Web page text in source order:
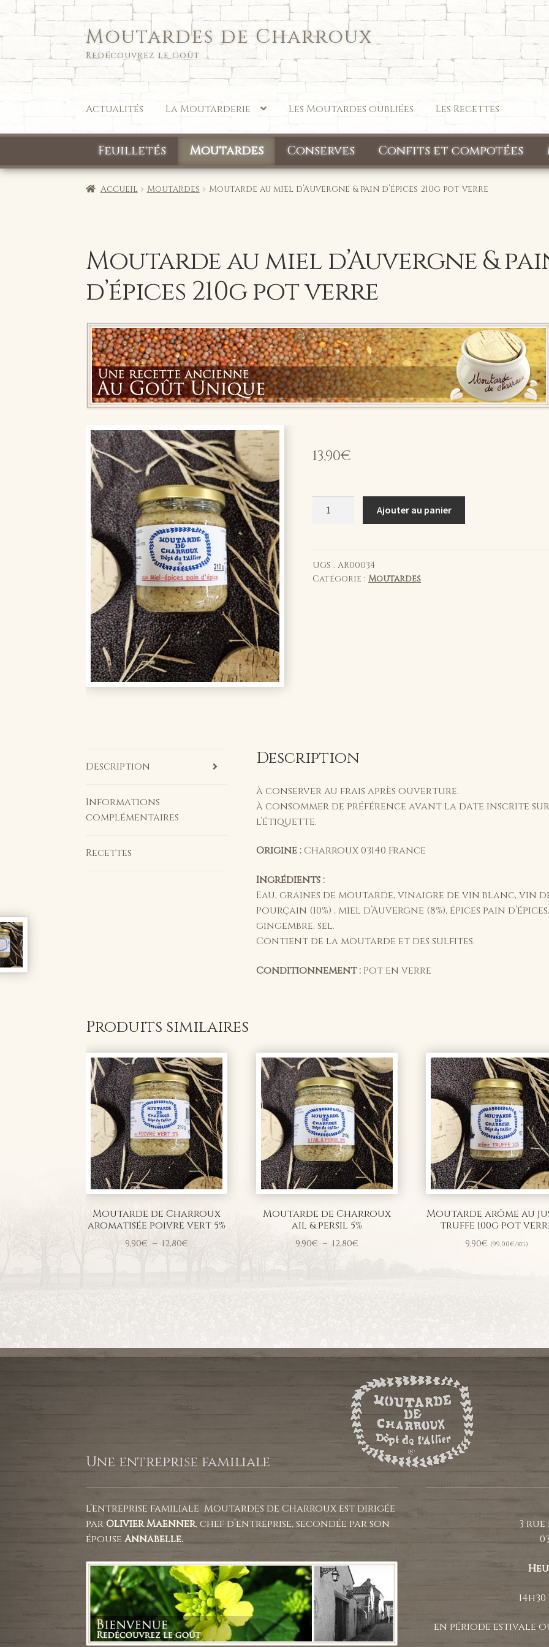
Aller
à
la
navigation
Aller
au
contenu
Moutardes de Charroux
Redécouvrez le goût
Actualités La Moutarderie Les Moutardes oubliées Les Recettes
Feuilletés Moutardes Conserves Confits et compotées
Accueil Moutardes Moutarde au miel d’Auvergne & pain d’épices 210g pot verre
Moutarde au miel d’Auvergne &
d’épices 210g pot verre
13,90€
miel
d'Auvergne
Ajouter au panier
UGS :AR00034
Catégorie :Moutardes
Description
Informations
complémentaires
Recettes
Description
à conserver au frais après ouverture.
à consommer de préférence avant la date inscrite sur
l’étiquette.
Origine :Charroux 03140 France
Ingrédients :
Eau, graines de moutarde, vinaigre de vin blanc, vin
Pourçain (10%) , miel d’Auvergne (8%), épices pain d’épices,
gingembre, sel.
Contient de la moutarde et des sulfites.
Conditionnement :Pot en verre
Produits similaires
Moutarde de Charroux
aromatisée poivre vert 5%
9,90€ – 12,80€
Moutarde de Charroux
ail & persil 5%
9,90€ – 12,80€Plage
Moutarde arôme au
truffe 100g pot
9,90€ (99,00€/kg)
Une entreprise familiale
L’entreprise familiale Moutardes de Charroux est dirigée
par Olivier Maenner, chef d’entreprise, secondée par son
épouseAnnabelle.
3
en période estivale